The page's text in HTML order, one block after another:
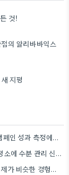
것!
의 알리바바익스
지평
통계 지식 습득이 단순히 보고서 작성뿐 아니라, 캠페인 성과 측정에도 도움이 된다니 흥미롭네요.
환절기 건조함 때문에 피부 고민 많으시죠? 저도 평소에 수분 관리 신경 쓰느라 시간 오래 뺏깁니다.
롱테일 키워드 활용이 특히 중요하다고 생각해요. 제가 비슷한 경험을 할 때, 너무 일반적인 키워드에 집중했더니…